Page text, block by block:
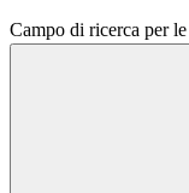
Campo di ricerca per